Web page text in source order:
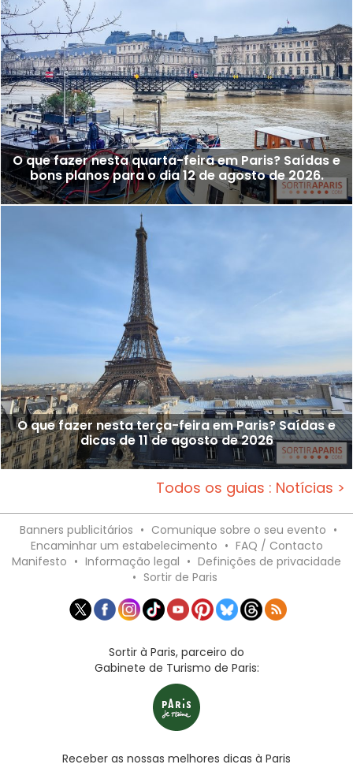
O que fazer nesta quarta-feira em Paris? Saídas e
bons planos para o dia 12 de agosto de 2026.
O que fazer nesta terça-feira em Paris? Saídas e
dicas de 11 de agosto de 2026
Todos os guias : Notícias >
Banners publicitários • Comunique sobre o seu evento •
Encaminhar um estabelecimento • FAQ / Contacto
Manifesto • Informação legal • Definições de privacidade
• Sortir de Paris
Sortir à Paris, parceiro do
Gabinete de Turismo de Paris:
Receber as nossas melhores dicas à Paris